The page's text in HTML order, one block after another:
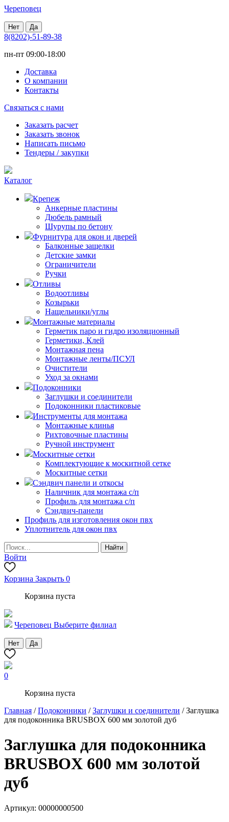
Череповец
Нет Да
8(8202)-51-89-38
пн-пт 09:00-18:00
Доставка
О компании
Контакты
Связаться с нами
Заказать расчет
Заказать звонок
Написать письмо
Тендеры / закупки
Каталог
Крепеж
Анкерные пластины
Дюбель рамный
Шурупы по бетону
Фурнитура для окон и дверей
Балконные защелки
Детские замки
Ограничители
Ручки
Отливы
Водоотливы
Козырьки
Нащельники/углы
Монтажные материалы
Герметик паро и гидро изоляционный
Герметики, Клей
Монтажная пена
Монтажные ленты/ПСУЛ
Очистители
Уход за окнами
Подоконники
Заглушки и соединители
Подоконники пластиковые
Инструменты для монтажа
Монтажные клинья
Рихтовочные пластины
Ручной инструмент
Москитные сетки
Комплектующие к москитной сетке
Москитные сетки
Сэндвич панели и откосы
Наличник для монтажа с/п
Профиль для монтажа с/п
Сэндвич-панели
Профиль для изготовления окон пвх
Уплотнитель для окон пвх
Войти
Корзина Закрыть 0
Корзина пуста
Череповец Выберите филиал
Нет Да
0
Корзина пуста
Главная /Подоконники /Заглушки и соединители / Заглушка
для подоконника BRUSBOX 600 мм золотой дуб
Заглушка для подоконника
BRUSBOX 600 мм золотой
дуб
Артикул: 00000000500